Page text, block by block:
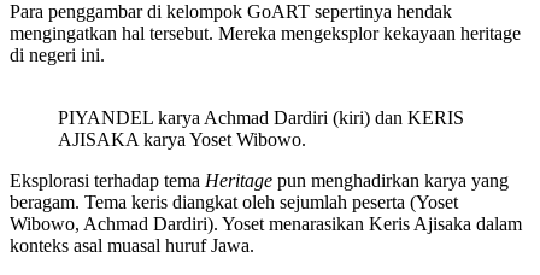
Para penggambar di kelompok GoART sepertinya hendak
mengingatkan hal tersebut. Mereka mengeksplor kekayaan heritage
di negeri ini.
PIYANDEL karya Achmad Dardiri (kiri) dan KERIS
AJISAKA karya Yoset Wibowo.
Eksplorasi terhadap tema Heritage pun menghadirkan karya yang
beragam. Tema keris diangkat oleh sejumlah peserta (Yoset
Wibowo, Achmad Dardiri). Yoset menarasikan Keris Ajisaka dalam
konteks asal muasal huruf Jawa.